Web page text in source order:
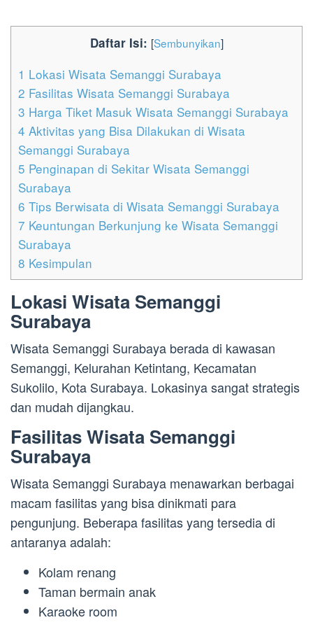
Daftar Isi: [Sembunyikan]
1 Lokasi Wisata Semanggi Surabaya
2 Fasilitas Wisata Semanggi Surabaya
3 Harga Tiket Masuk Wisata Semanggi Surabaya
4 Aktivitas yang Bisa Dilakukan di Wisata
Semanggi Surabaya
5 Penginapan di Sekitar Wisata Semanggi
Surabaya
6 Tips Berwisata di Wisata Semanggi Surabaya
7 Keuntungan Berkunjung ke Wisata Semanggi
Surabaya
8 Kesimpulan
Lokasi Wisata Semanggi
Surabaya
Wisata Semanggi Surabaya berada di kawasan
Semanggi, Kelurahan Ketintang, Kecamatan
Sukolilo, Kota Surabaya. Lokasinya sangat strategis
dan mudah dijangkau.
Fasilitas Wisata Semanggi
Surabaya
Wisata Semanggi Surabaya menawarkan berbagai
macam fasilitas yang bisa dinikmati para
pengunjung. Beberapa fasilitas yang tersedia di
antaranya adalah:
Kolam renang
Taman bermain anak
Karaoke room